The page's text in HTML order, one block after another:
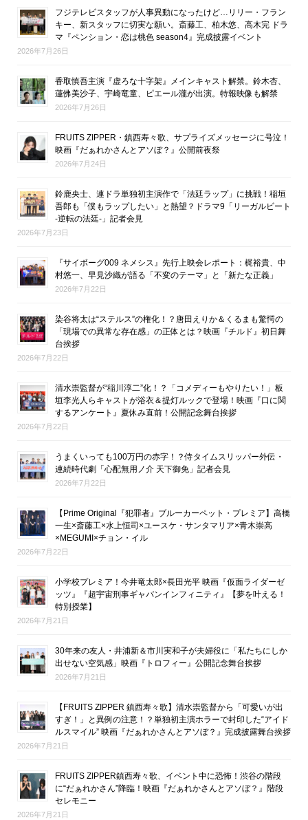
フジテレビスタッフが人事異動になったけど…リリー・フラン
キー、新スタッフに切実な願い。斎藤工、柏木悠、高木完 ドラ
マ『ペンション・恋は桃色 season4』完成披露イベント
2026年7月26日
香取慎吾主演『虚ろな十字架』メインキャスト解禁。鈴木杏、
蓮佛美沙子、宇崎竜童、ピエール瀧が出演。特報映像も解禁
2026年7月26日
FRUITS ZIPPER・鎮西寿々歌、サプライズメッセージに号泣！
映画『だぁれかさんとアソぼ？』公開前夜祭
2026年7月24日
鈴鹿央士、連ドラ単独初主演作で「法廷ラップ」に挑戦！稲垣
吾郎も「僕もラップしたい」と熱望？ドラマ9「リーガルビート
-逆転の法廷-」記者会見
2026年7月23日
『サイボーグ009 ネメシス』先行上映会レポート：梶裕貴、中
村悠一、早見沙織が語る「不変のテーマ」と「新たな正義」
2026年7月22日
染谷将太は“ステルス”の権化！？唐田えりか＆くるまも驚愕の
「現場での異常な存在感」の正体とは？映画『チルド』初日舞
台挨拶
2026年7月22日
清水崇監督が“稲川淳二”化！？「コメディーもやりたい！」板
垣李光人らキャストが浴衣＆提灯ルックで登場！映画『口に関
するアンケート』夏休み直前！公開記念舞台挨拶
2026年7月22日
うまくいっても100万円の赤字！？侍タイムスリッパー外伝・
連続時代劇「心配無用ノ介 天下御免」記者会見
2026年7月22日
【Prime Original『犯罪者』ブルーカーペット・プレミア】高橋
一生×斎藤工×水上恒司×ユースケ・サンタマリア×青木崇高
×MEGUMI×チョン・イル
2026年7月22日
小学校プレミア！今井竜太郎×長田光平 映画『仮面ライダーゼ
ッツ』『超宇宙刑事ギャバンインフィニティ』【夢を叶える！
特別授業】
2026年7月21日
30年来の友人・井浦新＆市川実和子が夫婦役に「私たちにしか
出せない空気感」映画『トロフィー』公開記念舞台挨拶
2026年7月21日
【FRUITS ZIPPER 鎮西寿々歌】清水崇監督から「可愛いが出
すぎ！」と異例の注意！？単独初主演ホラーで封印した“アイド
ルスマイル” 映画『だぁれかさんとアソぼ？』完成披露舞台挨拶
2026年7月21日
FRUITS ZIPPER鎮西寿々歌、イベント中に恐怖！渋谷の階段
に“だぁれかさん”降臨！映画『だぁれかさんとアソぼ？』階段
セレモニー
2026年7月21日